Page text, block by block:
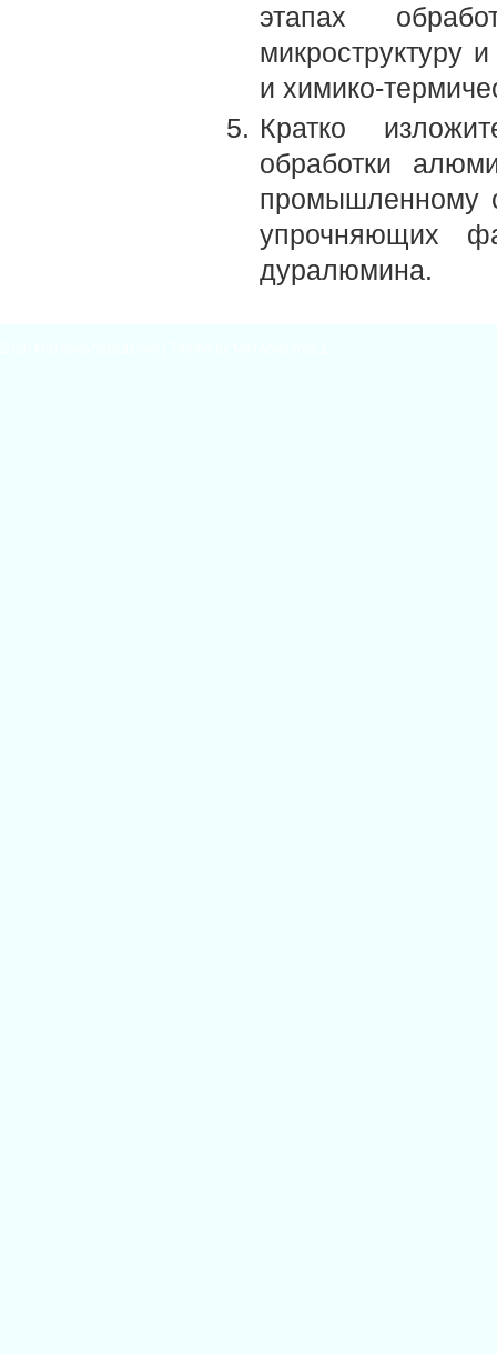
этапах
микроструктуру
и химико-
Кратко
обработки
промышленному
упрочняющих
дуралюмина.